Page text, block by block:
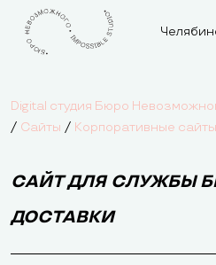
Digital студия Бюро
/ Сайты / Корпоративные сайты
САЙТ ДЛЯ СЛУЖБЫ
ДОСТАВКИ